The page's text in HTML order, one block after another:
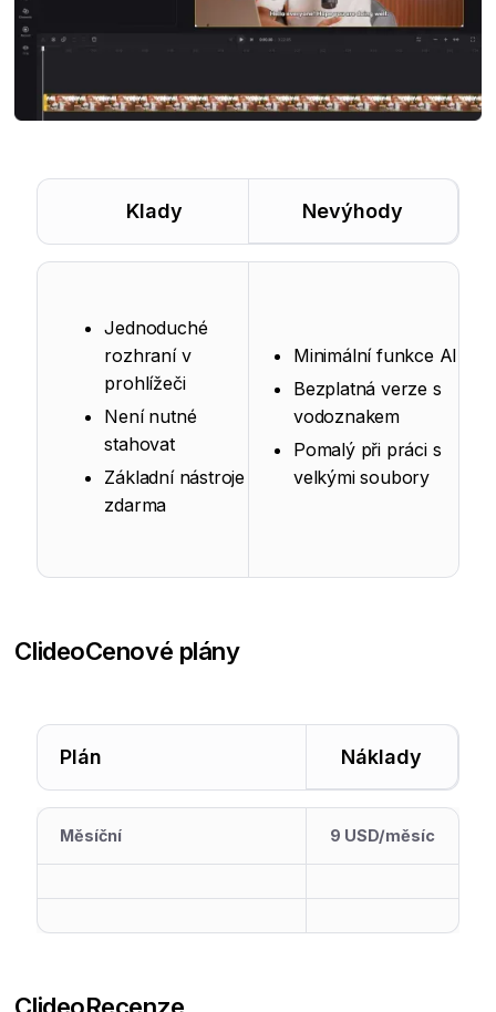
Klady Nevýhody
Jednoduché
rozhraní v
prohlížeči
Není nutné
stahovat
Základní nástroje
zdarma
Minimální funkce AI
Bezplatná verze s
vodoznakem
Pomalý při práci s
velkými soubory
ClideoCenové plány
Plán Náklady
Měsíční 9 USD/měsíc